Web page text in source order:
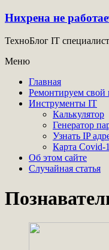
Нихрена не
ТехноБлог IT
Меню
Главная
Ремонтируем свой
Инструменты IT
Калькулятор
Генератор
Узнать IP
Карта Covid-
Об этом сайте
Случайная статья